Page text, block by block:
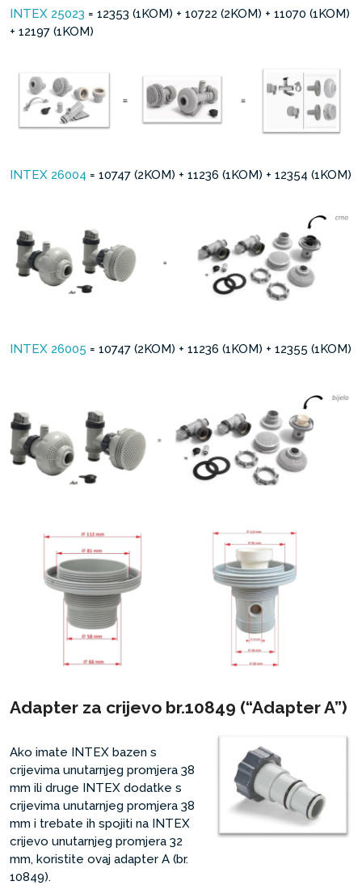
INTEX 25023 = 12353 (1KOM) + 10722 (2KOM) + 11070 (1KOM)
+ 12197 (1KOM)
INTEX 26004 = 10747 (2KOM) + 11236 (1KOM) + 12354 (1KOM)
INTEX 26005 = 10747 (2KOM) + 11236 (1KOM) + 12355 (1KOM)
Adapter za crijevo br.10849 (“Adapter A”)
Ako imate INTEX bazen s
crijevima unutarnjeg promjera 38
mm ili druge INTEX dodatke s
crijevima unutarnjeg promjera 38
mm i trebate ih spojiti na INTEX
crijevo unutarnjeg promjera 32
mm, koristite ovaj adapter A (br.
10849).